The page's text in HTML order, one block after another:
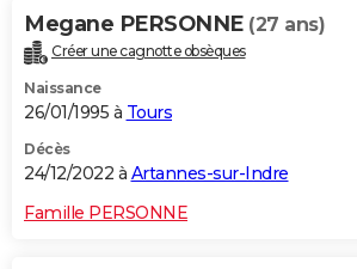
Megane PERSONNE (27 ans)
Créer une cagnotte obsèques
Naissance
26/01/1995 à Tours
Décès
24/12/2022 à Artannes-sur-Indre
Famille PERSONNE